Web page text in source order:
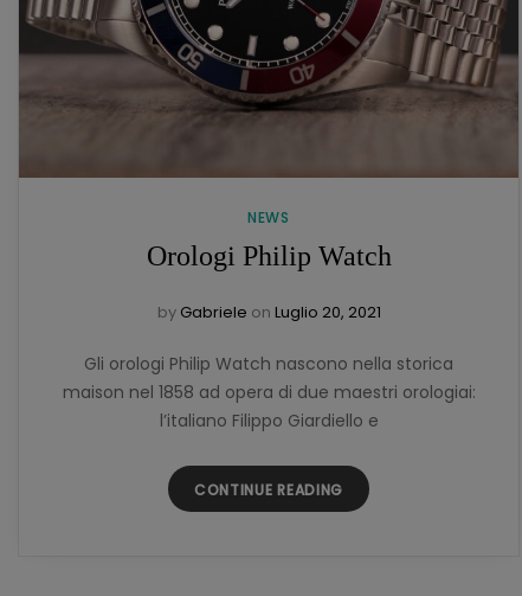
NEWS
Orologi Philip Watch
by Gabriele on Luglio 20, 2021
Gli orologi Philip Watch nascono nella storica
maison nel 1858 ad opera di due maestri orologiai:
l’italiano Filippo Giardiello e
CONTINUE READING